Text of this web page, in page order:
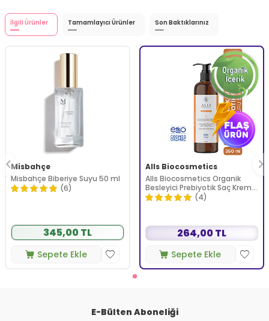
İlgili Ürünler Tamamlayıcı Ürünler Son Baktıklarınız
Misbahçe
Misbahçe Biberiye Suyu 50 ml
(6)
345,00 TL
Sepete Ekle
Alls Biocosmetics
Alls Biocosmetics Organik
Besleyici Prebiyotik Saç Kremi
350 ml
(4)
264,00 TL
Sepete Ekle
E-Bülten Aboneliği